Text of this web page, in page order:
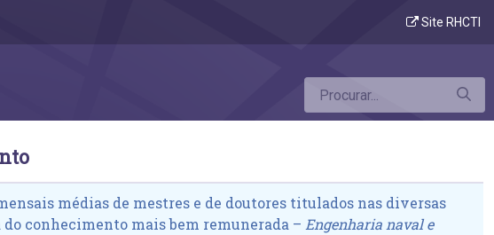
Site RHCTI
médias de mestres e de doutores titulados nas diversas
conhecimento mais bem remunerada – Engenharia naval e